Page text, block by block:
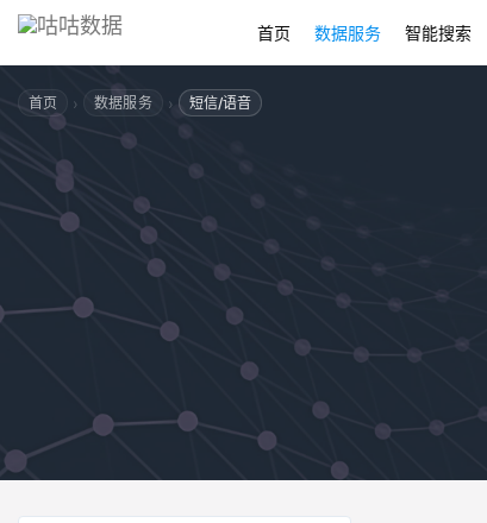
首页 数据服务 智能搜索
首页 › 数据服务 › 短信/语音